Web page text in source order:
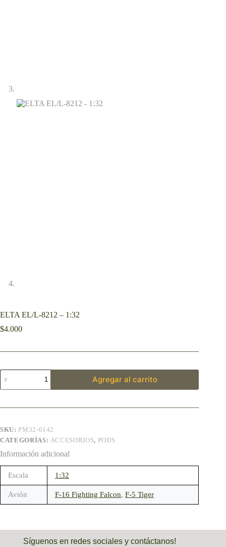
ELTA EL/L-8212 – 1:32
$4.000
Agregar al carrito
SKU: PM32-0142
CATEGORÍAS: ACCESORIOS, PODS
Información adicional
Escala 1:32
Avión F-16 Fighting Falcon, F-5 Tiger
Síguenos en redes sociales y contáctanos!